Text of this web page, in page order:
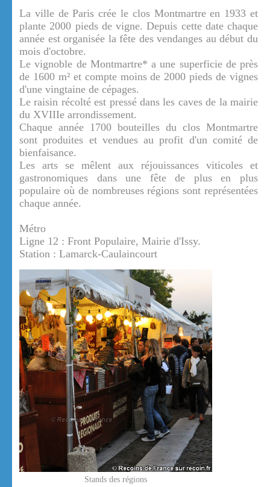
La ville de Paris crée le clos Montmartre en 1933 et
plante 2000 pieds de vigne. Depuis cette date chaque
année est organisée la fête des vendanges au début du
mois d'octobre.
Le vignoble de Montmartre* a une superficie de près
de 1600 m² et compte moins de 2000 pieds de vignes
d'une vingtaine de cépages.
Le raisin récolté est pressé dans les caves de la mairie
du XVIIIe arrondissement.
Chaque année 1700 bouteilles du clos Montmartre
sont produites et vendues au profit d'un comité de
bienfaisance.
Les arts se mêlent aux réjouissances viticoles et
gastronomiques dans une fête de plus en plus
populaire où de nombreuses régions sont représentées
chaque année.
Métro
Ligne 12 : Front Populaire, Mairie d'Issy.
Station : Lamarck-Caulaincourt
Stands des régions